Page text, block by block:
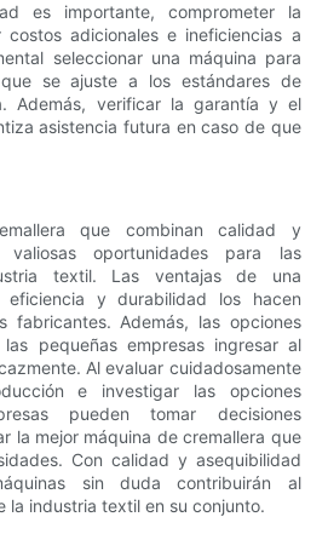
es importante, comprometer la
adicionales e ineficiencias a
seleccionar una máquina para
se ajuste a los estándares de
Además, verificar la garantía y el
asistencia futura en caso de que
que combinan calidad y
valiosas oportunidades para las
textil. Las ventajas de una
eficiencia y durabilidad los hacen
fabricantes. Además, las opciones
pequeñas empresas ingresar al
Al evaluar cuidadosamente
e investigar las opciones
pueden tomar decisiones
la mejor máquina de cremallera que
Con calidad y asequibilidad
sin duda contribuirán al
la industria textil en su conjunto.